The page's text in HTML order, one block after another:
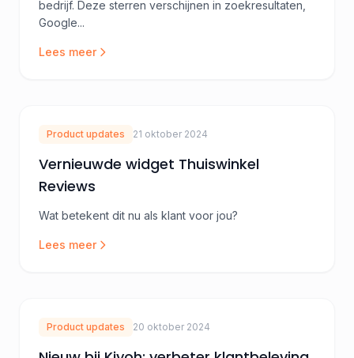
bedrijf. Deze sterren verschijnen in zoekresultaten,
Google...
Lees meer
Product updates 21 oktober 2024
Vernieuwde widget Thuiswinkel
Reviews
Wat betekent dit nu als klant voor jou?
Lees meer
Product updates 20 oktober 2024